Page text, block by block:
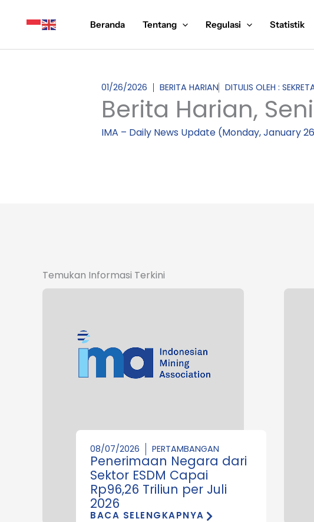
Beranda Tentang Regulasi Statistik
01/26/2026 BERITA HARIAN DITULIS OLEH :
Berita Harian,
IMA – Daily News Update (Monday, January
Temukan Informasi Terkini
08/07/2026 PERTAMBANGAN
Penerimaan Negara dari
Sektor ESDM Capai
Rp96,26 Triliun per Juli
2026
BACA SELENGKAPNYA